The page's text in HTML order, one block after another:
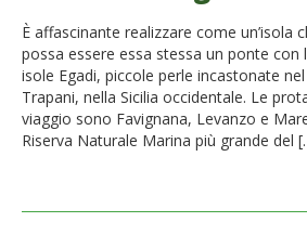
È affascinante realizzare come un’isola
possa essere essa stessa un ponte con
isole Egadi, piccole perle incastonate
Trapani, nella Sicilia occidentale. Le
viaggio sono Favignana, Levanzo e
Riserva Naturale Marina più grande del